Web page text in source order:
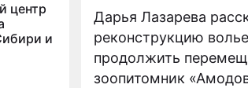
центр
и
Дарья Лазарева
реконструкцию
продолжить
зоопитомник